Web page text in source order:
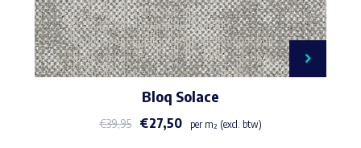
Bloq Solace
€39,95 €27,50 per m² (excl. btw)